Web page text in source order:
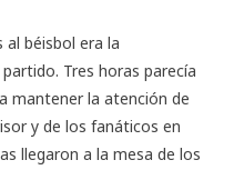
al béisbol era la
Tres horas parecía
mantener la atención de
y de los fanáticos en
llegaron a la mesa de los